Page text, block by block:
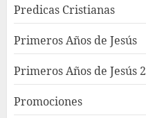
Predicas Cristianas
Primeros Años de Jesús
Primeros Años de Jesús 2
Promociones